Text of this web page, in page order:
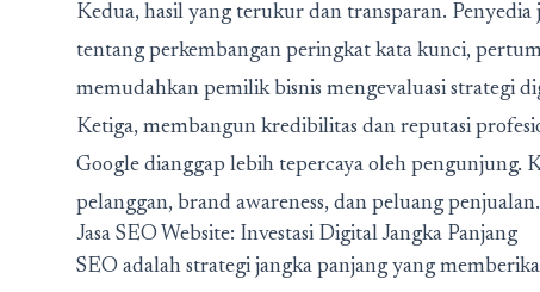
Kedua, hasil yang terukur dan transparan.
tentang perkembangan peringkat kata kunci,
memudahkan pemilik bisnis mengevaluasi strategi
Ketiga, membangun kredibilitas dan reputasi
Google dianggap lebih tepercaya oleh pengunjung.
pelanggan, brand awareness, dan peluang penjualan.
Jasa SEO Website: Investasi Digital Jangka Panjang
SEO adalah strategi jangka panjang yang